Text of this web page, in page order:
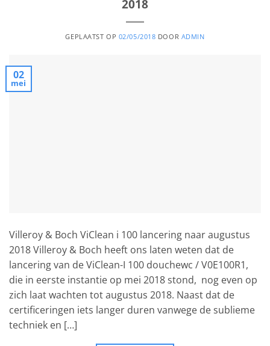
2018
GEPLAATST OP 02/05/2018 DOOR ADMIN
02
mei
Villeroy & Boch ViClean i 100 lancering naar augustus
2018 Villeroy & Boch heeft ons laten weten dat de
lancering van de ViClean-I 100 douchewc / V0E100R1,
die in eerste instantie op mei 2018 stond, nog even op
zich laat wachten tot augustus 2018. Naast dat de
certificeringen iets langer duren vanwege de sublieme
techniek en […]